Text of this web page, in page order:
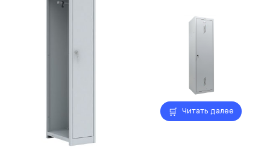
Читать далее